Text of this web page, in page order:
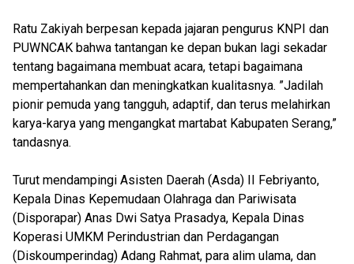
Ratu Zakiyah berpesan kepada jajaran pengurus KNPI dan
PUWNCAK bahwa tantangan ke depan bukan lagi sekadar
tentang bagaimana membuat acara, tetapi bagaimana
mempertahankan dan meningkatkan kualitasnya. ”Jadilah
pionir pemuda yang tangguh, adaptif, dan terus melahirkan
karya-karya yang mengangkat martabat Kabupaten Serang,”
tandasnya.
Turut mendampingi Asisten Daerah (Asda) II Febriyanto,
Kepala Dinas Kepemudaan Olahraga dan Pariwisata
(Disporapar) Anas Dwi Satya Prasadya, Kepala Dinas
Koperasi UMKM Perindustrian dan Perdagangan
(Diskoumperindag) Adang Rahmat, para alim ulama, dan